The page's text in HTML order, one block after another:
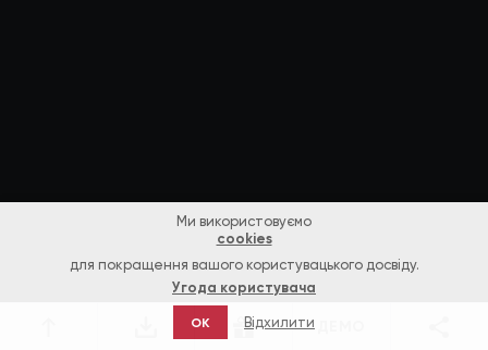
Ми використовуємо
cookies
для покращення вашого користувацького досвіду.
Угода користувача
OK Відхилити